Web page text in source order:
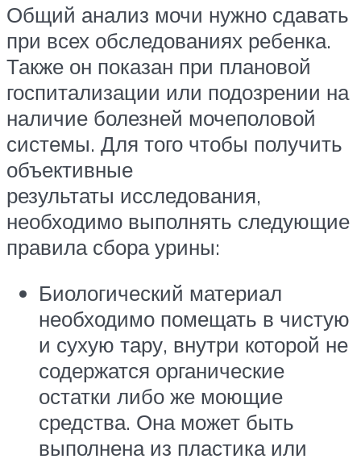
Общий анализ мочи нужно сдавать
при всех обследованиях ребенка.
Также он показан при плановой
госпитализации или подозрении на
наличие болезней мочеполовой
системы. Для того чтобы получить
объективные
результаты исследования,
необходимо выполнять следующие
правила сбора урины:
Биологический материал
необходимо помещать в чистую
и сухую тару, внутри которой не
содержатся органические
остатки либо же моющие
средства. Она может быть
выполнена из пластика или